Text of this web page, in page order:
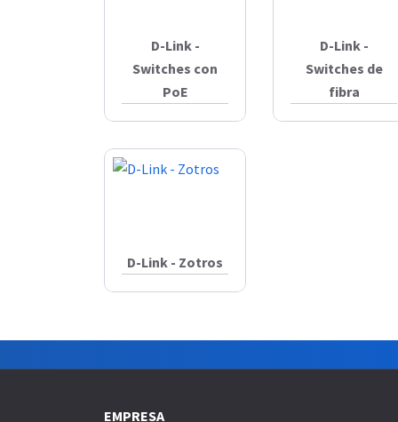
D-Link -
Switches con
PoE
D-Link -
Switches de
fibra
D-Link - Zotros
EMPRESA